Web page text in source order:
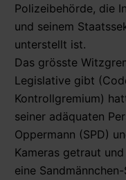
Polizeibehörde, die
und seinem
unterstellt ist.
Das grösste
Legislative gibt
Kontrollgremium)
seiner adäquaten
Oppermann (SPD)
Kameras getraut
eine